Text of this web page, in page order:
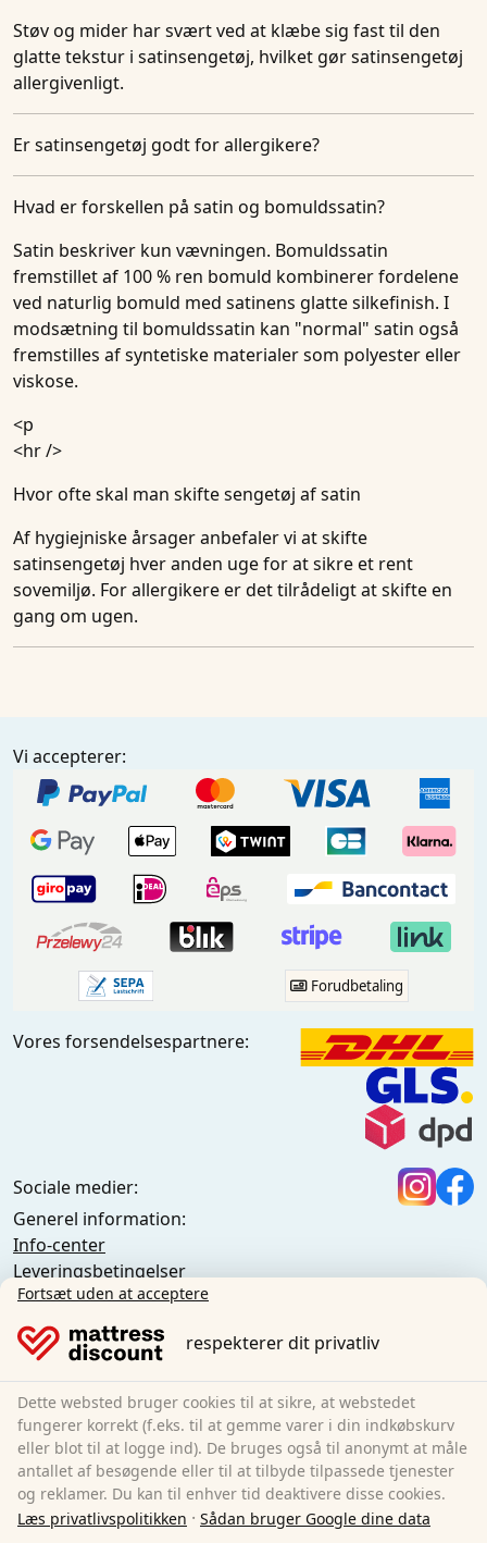
Støv og mider har svært ved at klæbe sig fast til den
glatte tekstur i satinsengetøj, hvilket gør satinsengetøj
allergivenligt.
Er satinsengetøj godt for allergikere?
Hvad er forskellen på satin og bomuldssatin?
Satin beskriver kun vævningen. Bomuldssatin
fremstillet af 100 % ren bomuld kombinerer fordelene
ved naturlig bomuld med satinens glatte silkefinish. I
modsætning til bomuldssatin kan "normal" satin også
fremstilles af syntetiske materialer som polyester eller
viskose.
<p
<hr />
Hvor ofte skal man skifte sengetøj af satin
Af hygiejniske årsager anbefaler vi at skifte
satinsengetøj hver anden uge for at sikre et rent
sovemiljø. For allergikere er det tilrådeligt at skifte en
gang om ugen.
Vi accepterer:
Forudbetaling
Vores forsendelsespartnere:
Sociale medier:
Generel information:
Info-center
Leveringsbetingelser
Generelle vilkår og betingelser (privatkunder)
Generelle vilkår og betingelser (erhvervskunder)
Beskyttelse af data
Småkager
Afbestillingsregler
Aftryk
Tilbagekaldelse af aftalen
Sleezzz GmbH
Fortsæt uden at acceptere
respekterer dit privatliv
Dette websted bruger cookies til at sikre, at webstedet
fungerer korrekt (f.eks. til at gemme varer i din indkøbskurv
eller blot til at logge ind). De bruges også til anonymt at måle
antallet af besøgende eller til at tilbyde tilpassede tjenester
og reklamer. Du kan til enhver tid deaktivere disse cookies.
Læs privatlivspolitikken · Sådan bruger Google dine data